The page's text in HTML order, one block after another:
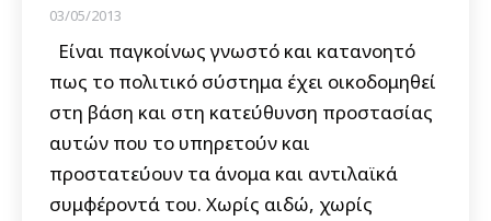
03/05/2013
Είναι παγκοίνως γνωστό και κατανοητό
πως το πολιτικό σύστημα έχει οικοδομηθεί
στη βάση και στη κατεύθυνση προστασίας
αυτών που το υπηρετούν και
προστατεύουν τα άνομα και αντιλαϊκά
συμφέροντά του. Χωρίς αιδώ, χωρίς